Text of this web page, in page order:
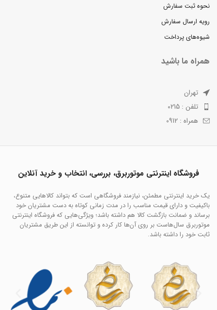
نحوه ثبت سفارش
رویه ارسال سفارش
شیوه‌های پرداخت
همراه ما باشید
تهران
تلفن : 0215
همراه : 0912
فروشگاه اینترنتی موتوربرق، بررسی، انتخاب و خرید آنلاین
یک خرید اینترنتی مطمئن، نیازمند فروشگاهی است که بتواند کالاهایی متنوع،
باکیفیت و دارای قیمت مناسب را در مدت زمانی کوتاه به دست مشتریان خود
برساند و ضمانت بازگشت کالا هم داشته باشد؛ ویژگی‌هایی که فروشگاه اینترنتی
موتوربرق سال‌هاست بر روی آن‌ها کار کرده و توانسته از این طریق مشتریان
ثابت خود را داشته باشد.